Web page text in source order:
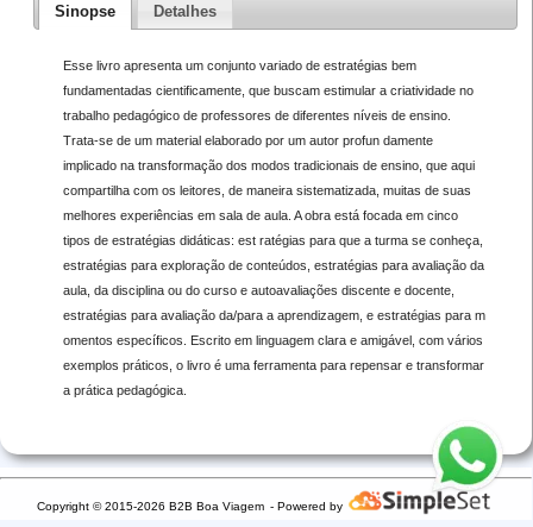
Sinopse Detalhes
Esse livro apresenta um conjunto variado de estratégias bem
fundamentadas cientificamente, que buscam estimular a criatividade no
trabalho pedagógico de professores de diferentes níveis de ensino.
Trata-se de um material elaborado por um autor profun damente
implicado na transformação dos modos tradicionais de ensino, que aqui
compartilha com os leitores, de maneira sistematizada, muitas de suas
melhores experiências em sala de aula. A obra está focada em cinco
tipos de estratégias didáticas: est ratégias para que a turma se conheça,
estratégias para exploração de conteúdos, estratégias para avaliação da
aula, da disciplina ou do curso e autoavaliações discente e docente,
estratégias para avaliação da/para a aprendizagem, e estratégias para m
omentos específicos. Escrito em linguagem clara e amigável, com vários
exemplos práticos, o livro é uma ferramenta para repensar e transformar
a prática pedagógica.
Copyright © 2015-2026 B2B Boa Viagem - Powered by